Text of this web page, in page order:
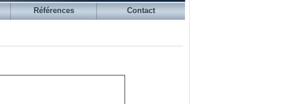
Références Contact